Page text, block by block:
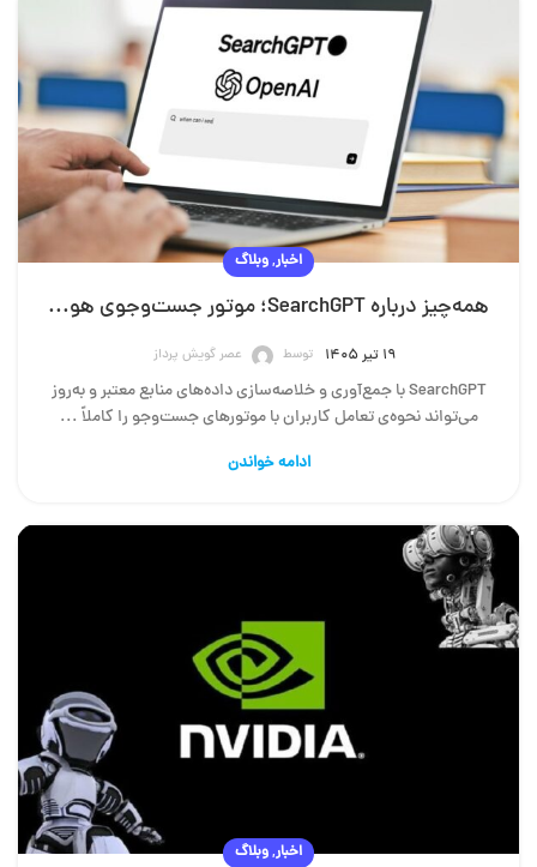
اخبار,وبلاگ
همه‌چیز درباره SearchGPT؛ موتور جست‌وجوی هوش مصنوعی OpenAI
۱۹ تیر ۱۴۰۵ توسط عصر گویش پرداز
SearchGPT با جمع‌آوری و خلاصه‌سازی داده‌های منابع معتبر و به‌روز
می‌تواند نحوه‌ی تعامل کاربران با موتورهای جست‌وجو را کاملاً ...
ادامه خواندن
اخبار,وبلاگ